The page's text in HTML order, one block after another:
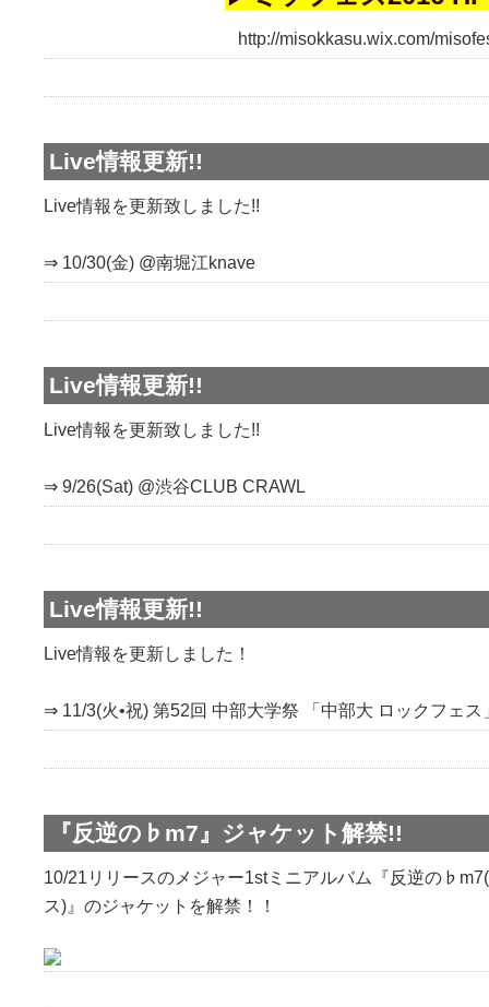
http://misokkasu.wix.com/
Live情報更新!!
Live情報を更新致しました!!
⇒ 10/30(金) @南堀江knave
Live情報更新!!
Live情報を更新致しました!!
⇒ 9/26(Sat) @渋谷CLUB CRAWL
Live情報更新!!
Live情報を更新しました！
⇒ 11/3(火•祝) 第52回 中部大学祭 「中部大 ロックフェス
『反逆の♭m7』ジャケット解禁!!
10/21リリースのメジャー1stミニアルバム『反逆の
ス)』のジャケットを解禁！！